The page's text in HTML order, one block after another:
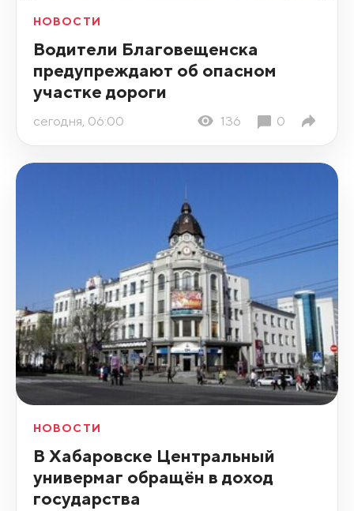
НОВОСТИ
Водители Благовещенска
предупреждают об опасном
участке дороги
сегодня, 06:00 136 0
НОВОСТИ
В Хабаровске Центральный
универмаг обращён в доход
государства